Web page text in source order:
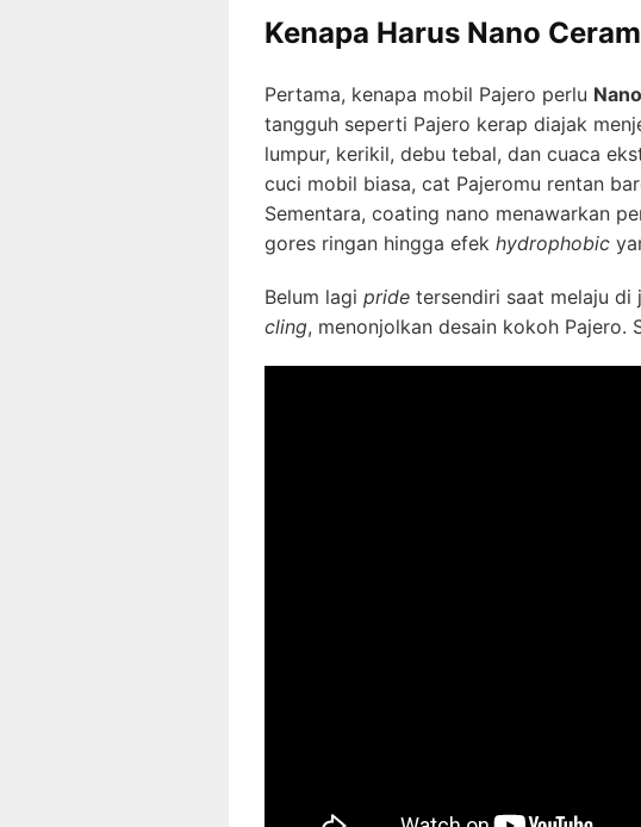
Kenapa Harus Nano
Pertama, kenapa mobil Pajero perlu
tangguh seperti Pajero kerap diajak
lumpur, kerikil, debu tebal, dan cuaca
cuci mobil biasa, cat Pajeromu rentan
Sementara, coating nano menawarkan
gores ringan hingga efek hydrophobic
Belum lagi pride tersendiri saat melaju di
cling, menonjolkan desain kokoh Pajero.